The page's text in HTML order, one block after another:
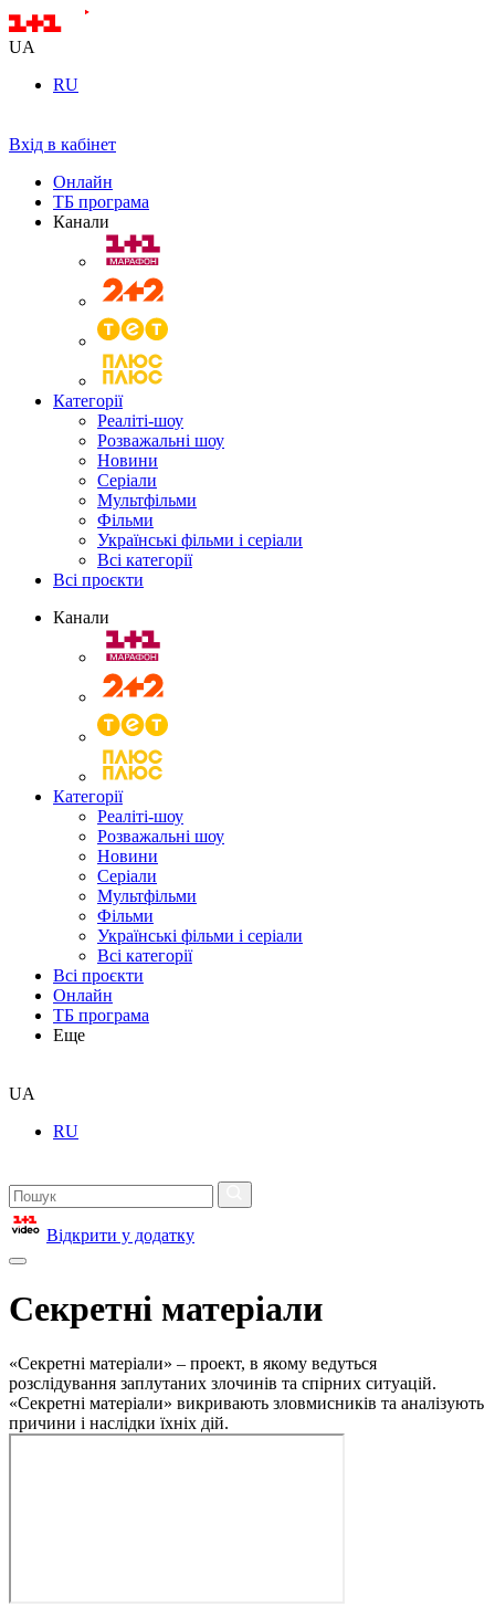
UA
RU
Вхід в кабінет
Онлайн
ТБ програма
Канали
Категорії
Реаліті-шоу
Розважальні шоу
Новини
Серіали
Мультфільми
Фільми
Українські фільми і серіали
Всі категорії
Всі проєкти
Канали
Категорії
Реаліті-шоу
Розважальні шоу
Новини
Серіали
Мультфільми
Фільми
Українські фільми і серіали
Всі категорії
Всі проєкти
Онлайн
ТБ програма
Еще
UA
RU
Відкрити у додатку
Секретні матеріали
«Секретні матеріали» – проект, в якому ведуться
розслідування заплутаних злочинів та спірних ситуацій.
«Секретні матеріали» викривають зловмисників та аналізують
причини і наслідки їхніх дій.